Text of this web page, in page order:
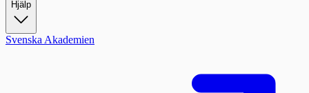
Hjälp
Svenska Akademien